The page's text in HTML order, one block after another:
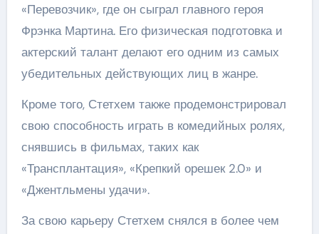
«Перевозчик», где он сыграл главного героя
Фрэнка Мартина. Его физическая подготовка и
актерский талант делают его одним из самых
убедительных действующих лиц в жанре.
Кроме того, Стетхем также продемонстрировал
свою способность играть в комедийных ролях,
снявшись в фильмах, таких как
«Трансплантация», «Крепкий орешек 2.0» и
«Джентльмены удачи».
За свою карьеру Стетхем снялся в более чем